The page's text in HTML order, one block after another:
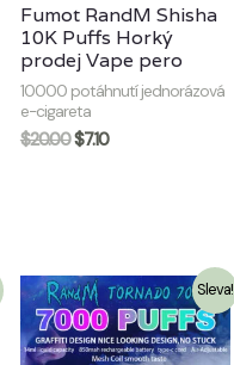
Fumot RandM Shisha
10K Puffs Horký
prodej Vape pero
10000 potáhnutí jednorázová
e-cigareta
$20.00$7.10
Sleva!